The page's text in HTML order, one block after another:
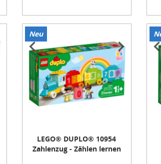
Neu
Item
LEGO® DUPLO® 10954
Zahlenzug - Zählen lernen